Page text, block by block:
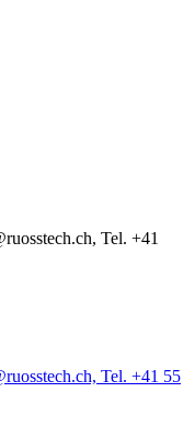
Tel. +41
Tel. +41 55